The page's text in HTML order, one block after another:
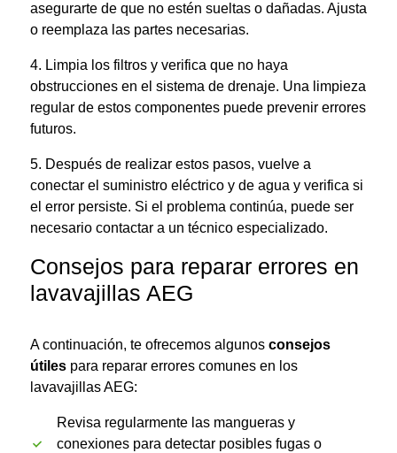
asegurarte de que no estén sueltas o dañadas. Ajusta
o reemplaza las partes necesarias.
4. Limpia los filtros y verifica que no haya
obstrucciones en el sistema de drenaje. Una limpieza
regular de estos componentes puede prevenir errores
futuros.
5. Después de realizar estos pasos, vuelve a
conectar el suministro eléctrico y de agua y verifica si
el error persiste. Si el problema continúa, puede ser
necesario contactar a un técnico especializado.
Consejos para reparar errores en
lavavajillas AEG
A continuación, te ofrecemos algunos consejos
útilespara reparar errores comunes en los
lavavajillas AEG:
Revisa regularmente las mangueras y
conexiones para detectar posibles fugas o